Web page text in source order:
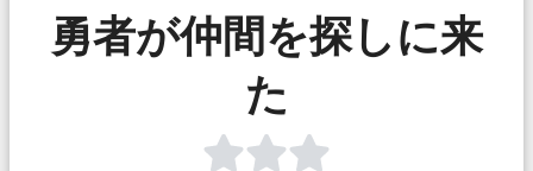
勇者が仲間を探しに来
た